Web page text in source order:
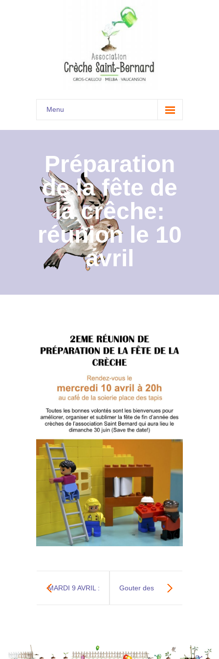
Menu
Accueil
Présentation
Documents
Les menus à venir
Contact
Archives du blog
Préparation
de la fête de
la crêche:
réunion le 10
avril
MARDI 9 AVRIL : Gouter des